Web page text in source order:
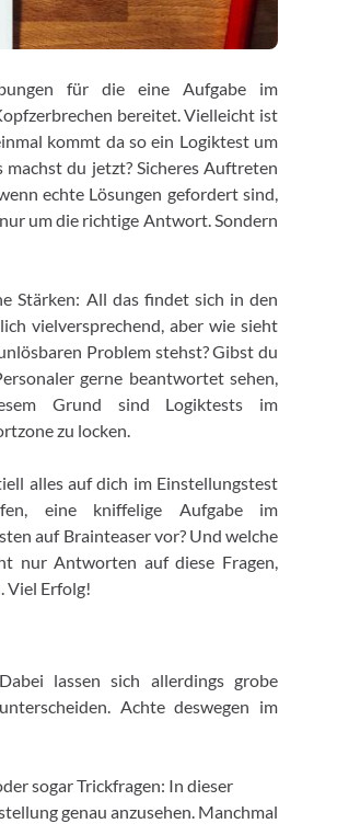
für die eine Aufgabe im
bereitet. Vielleicht ist
kommt da so ein Logiktest um
du jetzt? Sicheres Auftreten
echte Lösungen gefordert sind,
um die richtige Antwort. Sondern
Stärken: All das findet sich in den
vielversprechend, aber wie sieht
Problem stehst? Gibst du
gerne beantwortet sehen,
Grund sind Logiktests im
zu locken.
alles auf dich im Einstellungstest
eine kniffelige Aufgabe im
auf Brainteaser vor? Und welche
nur Antworten auf diese Fragen,
Viel Erfolg!
lassen sich allerdings grobe
Achte deswegen im
sogar Trickfragen: In dieser
genau anzusehen. Manchmal